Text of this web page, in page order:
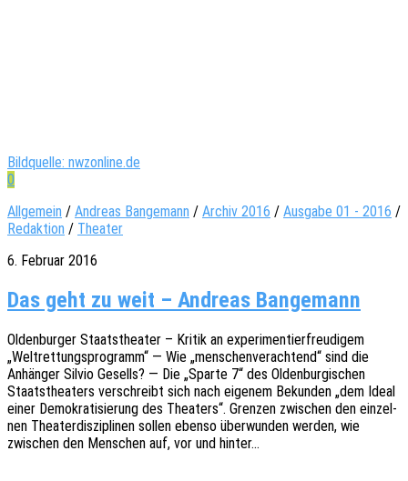
Bildquelle: nwzonline.de
0
Allgemein / Andreas Bangemann / Archiv 2016 / Ausgabe 01 - 2016 /
Redaktion / Theater
6. Februar 2016
Das geht zu weit – Andreas Bangemann
Olden­bur­ger Staats­thea­ter – Kritik an expe­ri­men­tier­freu­di­gem
„Welt­ret­tungs­pro­gramm“ — Wie „menschen­ver­ach­tend“ sind die
Anhän­ger Silvio Gesells? — Die „Sparte 7“ des Olden­bur­gi­schen
Staats­thea­ters verschreibt sich nach eige­nem Bekun­den „dem Ideal
einer Demo­kra­ti­sie­rung des Thea­ters“. Gren­zen zwischen den einzel­
nen Thea­ter­dis­zi­pli­nen sollen ebenso über­wun­den werden, wie
zwischen den Menschen auf, vor und hinter…